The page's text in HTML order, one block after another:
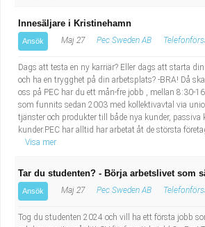
Innesäljare i Kristinehamn
Ansök Maj 27 Pec Sweden AB
Dags att testa en ny karriär? Eller dags att starta
och ha en trygghet på din arbetsplats? -BRA! Då
oss på PEC har du ett mån-fre jobb , mellan 8:30-
som funnits sedan 2003 med kollektivavtal via
tjänster och produkter till både nya kunder, passiva
kunder.PEC har alltid har arbetat åt de största
Visa mer
Tar du studenten? - Börja arbetslivet som
Ansök Maj 27 Pec Sweden AB
Tog du studenten 2024 och vill ha ett första jobb